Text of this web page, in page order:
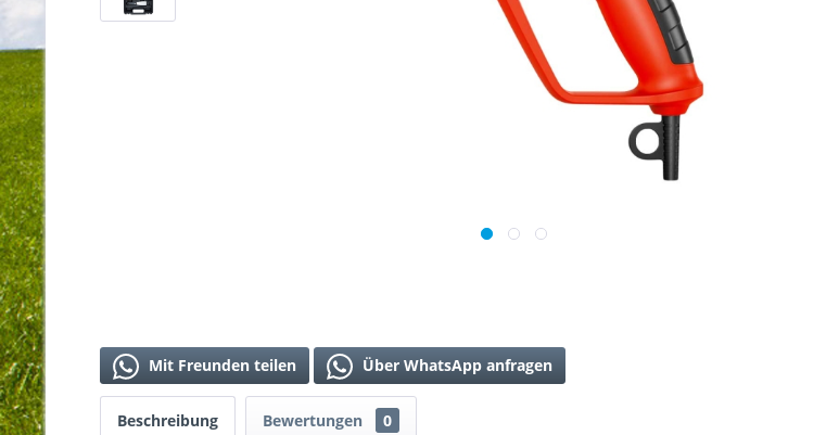
Mit Freunden teilen Über WhatsApp anfragen
Beschreibung Bewertungen 0